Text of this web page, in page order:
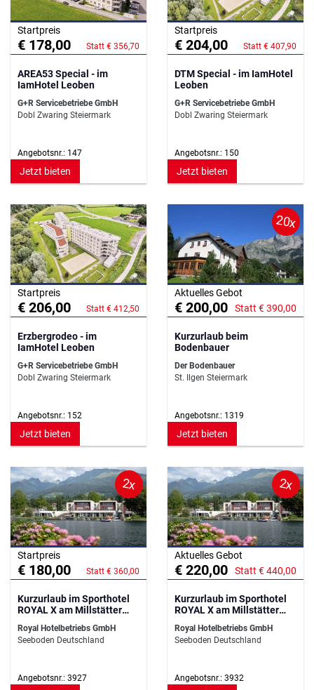
Startpreis
€ 178,00 Statt € 356,70
AREA53 Special - im
IamHotel Leoben
G+R Servicebetriebe GmbH
Dobl Zwaring Steiermark
Angebotsnr.: 147
Jetzt bieten
Startpreis
€ 204,00 Statt € 407,90
DTM Special - im IamHotel
Leoben
G+R Servicebetriebe GmbH
Dobl Zwaring Steiermark
Angebotsnr.: 150
Jetzt bieten
Startpreis
€ 206,00 Statt € 412,50
Erzbergrodeo - im
IamHotel Leoben
G+R Servicebetriebe GmbH
Dobl Zwaring Steiermark
Angebotsnr.: 152
Jetzt bieten
20x
Aktuelles Gebot
€ 200,00 Statt € 390,00
Kurzurlaub beim
Bodenbauer
Der Bodenbauer
St. Ilgen Steiermark
Angebotsnr.: 1319
Jetzt bieten
2x
Startpreis
€ 180,00 Statt € 360,00
Kurzurlaub im Sporthotel
ROYAL X am Millstätter
Royal Hotelbetriebs GmbH
Seeboden Deutschland
Angebotsnr.: 3927
2x
Aktuelles Gebot
€ 220,00 Statt € 440,00
Kurzurlaub im Sporthotel
ROYAL X am Millstätter
Royal Hotelbetriebs GmbH
Seeboden Deutschland
Angebotsnr.: 3932